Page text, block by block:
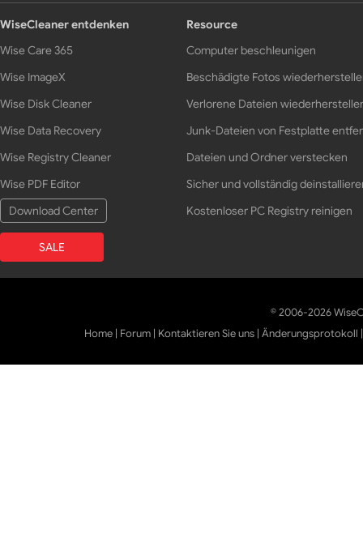
WiseCleaner entdenken
Wise Care 365
Wise ImageX
Wise Disk Cleaner
Wise Data Recovery
Wise Registry Cleaner
Wise PDF Editor
Download Center
SALE
Resource
Computer beschleunigen
Beschädigte Fotos
Verlorene Dateien
Junk-Dateien von Festplatte
Dateien und Ordner verstecken
Sicher und vollständig
Kostenloser PC Registry reinigen
© 2006-2026
Home | Forum | Kontaktieren Sie uns |Änderungsprotokoll